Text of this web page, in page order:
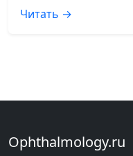
Читать →
Ophthalmology.ru